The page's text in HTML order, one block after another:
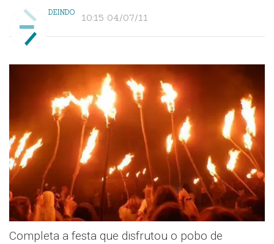
DEINDO 10:15 04/07/11
Completa a festa que disfrutou o pobo de